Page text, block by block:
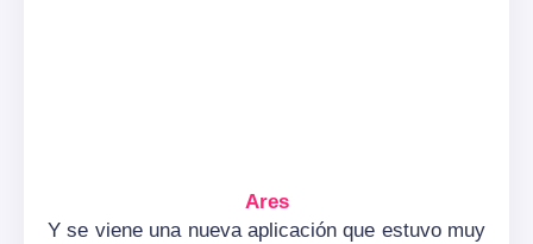
Ares
Y se viene una nueva aplicación que estuvo muy